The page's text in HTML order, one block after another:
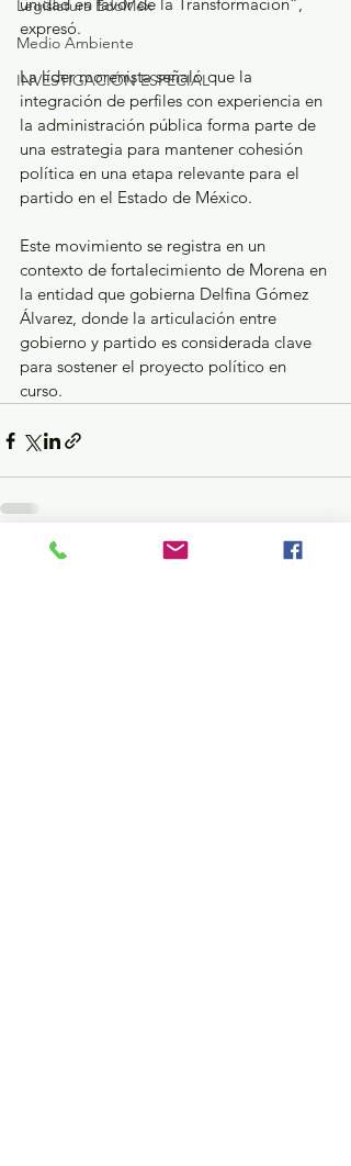
Legislatura EdoMéx
Medio Ambiente
INVESTIGACIÓN ESPECIAL
unidad en favor de la Transformación”,
expresó.
La líder morenista señaló que la
integración de perfiles con experiencia en
la administración pública forma parte de
una estrategia para mantener cohesión
política en una etapa relevante para el
partido en el Estado de México.
Este movimiento se registra en un
contexto de fortalecimiento de Morena en
la entidad que gobierna Delfina Gómez
Álvarez, donde la articulación entre
gobierno y partido es considerada clave
para sostener el proyecto político en
curso.
Entradas recientes Ver todo